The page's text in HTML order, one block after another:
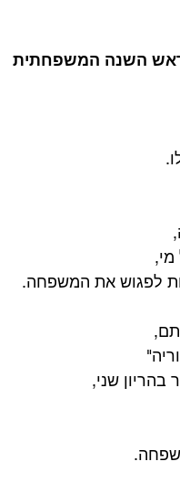
השנה המשפחתית
לפגוש את המשפחה.
שני,